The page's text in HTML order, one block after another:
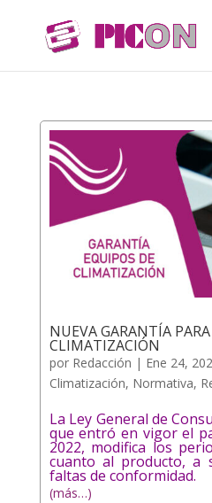
NUEVA GARANTÍA
CLIMATIZACIÓN
por Redacción | Ene 24,
Climatización, Normativa,
La Ley General de
que entró en vigor el
2022, modifica los
cuanto al producto, a
faltas de conformidad.
(más…)